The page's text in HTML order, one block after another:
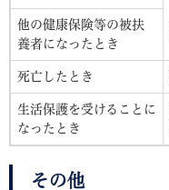
他の健康保険等の被扶
養者になったとき
死亡したとき
生活保護を受けることに
なったとき
その他